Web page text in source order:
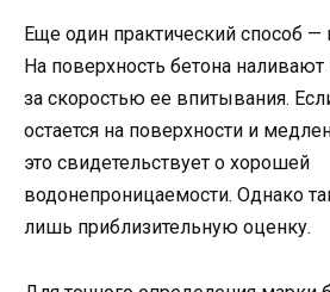
Еще один практический способ —
На поверхность бетона
за скоростью ее впитывания.
остается на поверхности и
это свидетельствует о хорошей
водонепроницаемости. Однако
лишь приблизительную оценку.